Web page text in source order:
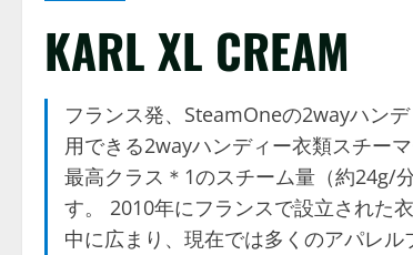
KARL XL CREAM
フランス発、SteamOneの2wayハン
用できる2wayハンディー衣類スチー
最高クラス＊1のスチーム量（約24g/
す。 2010年にフランスで設立された
中に広まり、現在では多くのアパレ